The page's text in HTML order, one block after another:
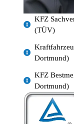
KFZ
(TÜV)
Dortmund)
KFZ
Dortmund)